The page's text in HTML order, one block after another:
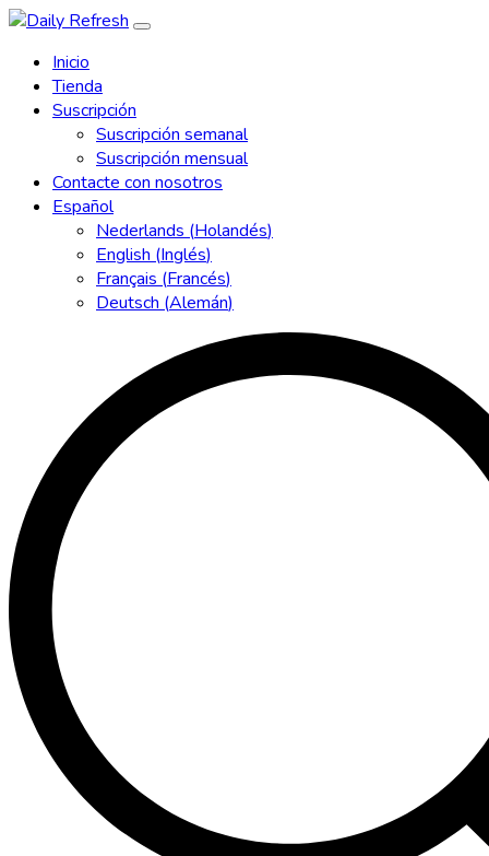
Inicio
Tienda
Suscripción
Suscripción semanal
Suscripción mensual
Contacte con nosotros
Español
Nederlands (Holandés)
English (Inglés)
Français (Francés)
Deutsch (Alemán)